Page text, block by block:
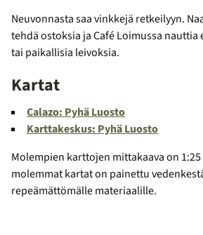
Neuvonnasta saa vinkkejä retkeilyyn.
tehdä ostoksia ja Café Loimussa
tai paikallisia leivoksia.
Kartat
Calazo: Pyhä Luosto
Karttakeskus: Pyhä Luosto
Molempien karttojen mittakaava on 1:25
molemmat kartat on painettu
repeämättömälle materiaalille.